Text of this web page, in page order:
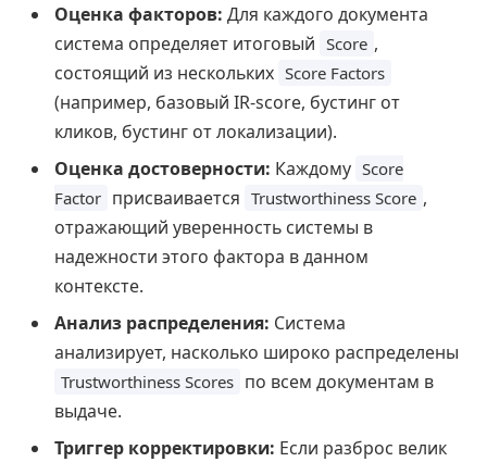
Оценка факторов: Для каждого документа
система определяет итоговый Score ,
состоящий из нескольких Score Factors
(например, базовый IR-score, бустинг от
кликов, бустинг от локализации).
Оценка достоверности: Каждому Score
Factor присваивается Trustworthiness Score ,
отражающий уверенность системы в
надежности этого фактора в данном
контексте.
Анализ распределения: Система
анализирует, насколько широко распределены
Trustworthiness Scores по всем документам в
выдаче.
Триггер корректировки: Если разброс велик